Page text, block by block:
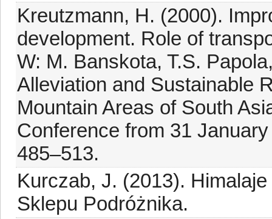
Kreutzmann, H. (2000).
development. Role of
W: M. Banskota, T.S.
Alleviation and Sustainable
Mountain Areas of South
Conference from 31
485–513.
Kurczab, J. (2013).
Sklepu Podróżnika.